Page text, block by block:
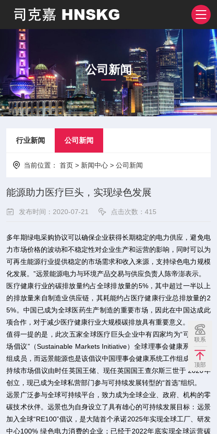
公司新闻
行业新闻 公司新闻
当前位置：首页 > 新闻中心 >公司新闻
能源助力医疗巨头，实现绿色发展
发布时间：2020-07-21 点击次数：415
多年期绿电采购协议可以确保企业获得长期稳定的电力供应，避免电
力市场价格的波动和不稳定性对企业生产和运营的影响，同时可以为
可再生能源行业提供稳定的市场需求和收入来源，支持绿色电力规模
化发展。”远景能源电力与环境产品交易与供应负责人陈帝澎表示。
医疗健康行业的碳排放量约占全球排放量的5%，其中超过一半以上
的排放量来自制造业供应链，其耗能约占医疗健康行业总排放量的2
5%。中国已成为全球医药生产制造的重要市场，因此在中国达成此
项合作，对于减少医疗健康行业大规模碳排放具有重要意义。
值得一提的是，此次五家全球医疗巨头企业中有四家均为“可持续市
场倡议”（Sustainable Markets Initiative）全球理事会健康系统工作
组成员，而远景能源也是该倡议中国理事会健康系统工作组成员。可
持续市场倡议由时任英国王储、现任英国国王查尔斯三世于 2020年
创立，现已成为全球私营部门参与可持续发展转型的“首选”组织。
远景广泛参与全球可持续平台，致力成为全球企业、政府、机构的零
碳技术伙伴。远景也为自身设立了具有雄心的可持续发展目标：远景
加入全球“RE100”倡议，是大陆首个承诺2025年实现全球工厂、研发
中心100% 绿色电力消费的企业；已经于2022年底实现全球运营碳
联系
顶部